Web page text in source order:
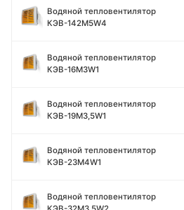
Водяной тепловентилятор
КЭВ-142M5W4
Водяной тепловентилятор
КЭВ-16M3W1
Водяной тепловентилятор
КЭВ-19M3,5W1
Водяной тепловентилятор
КЭВ-23M4W1
Водяной тепловентилятор